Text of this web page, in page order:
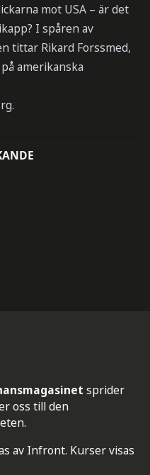
mot USA – är det
I spåren av
tittar Rikard Forssmed,
amerikanska
sprider
oss till den
av Infront. Kurser visas